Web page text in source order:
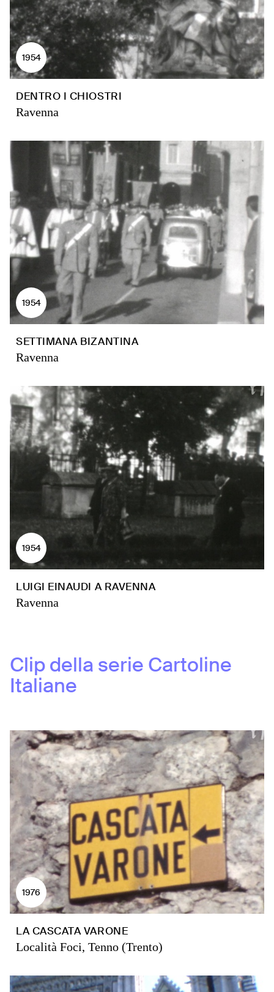
1954
DENTRO I CHIOSTRI
Ravenna
1954
SETTIMANA BIZANTINA
Ravenna
1954
LUIGI EINAUDI A RAVENNA
Ravenna
Clip della serie Cartoline
Italiane
1976
LA CASCATA VARONE
Località Foci, Tenno (Trento)